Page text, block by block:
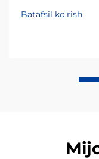
ishlagan
natijaga
Batafsil ko'rish